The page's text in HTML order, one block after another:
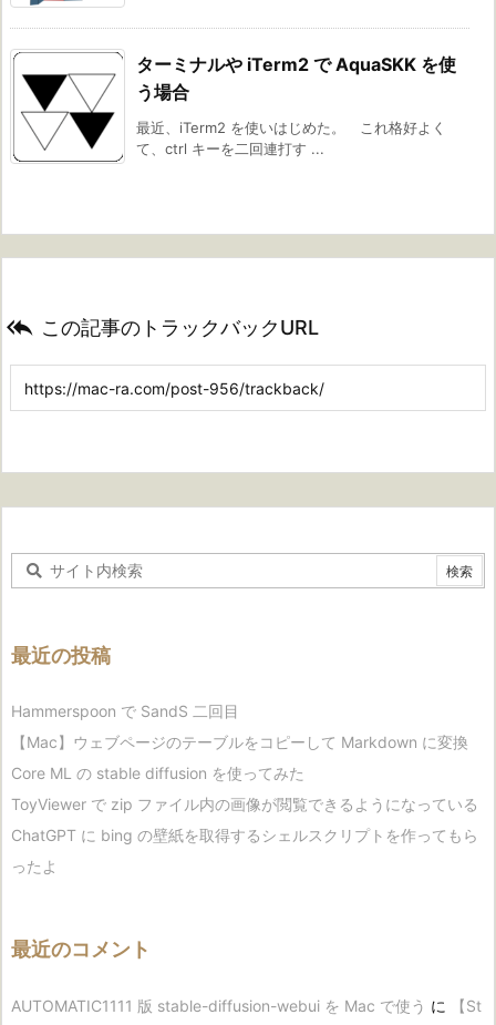
ターミナルや iTerm2 で AquaSKK を使
う場合
最近、iTerm2 を使いはじめた。 これ格好よく
て、ctrl キーを二回連打す ...
 この記事のトラックバックURL
最近の投稿
Hammerspoon で SandS 二回目
【Mac】ウェブページのテーブルをコピーして Markdown に変換
Core ML の stable diffusion を使ってみた
ToyViewer で zip ファイル内の画像が閲覧できるようになっている
ChatGPT に bing の壁紙を取得するシェルスクリプトを作ってもら
ったよ
最近のコメント
AUTOMATIC1111 版 stable-diffusion-webui を Mac で使う に
【St